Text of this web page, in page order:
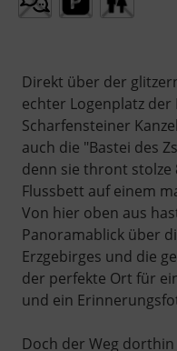
Direkt über der
echter Logenplatz
Scharfensteiner
auch die "Bastei des
denn sie thront stolze
Flussbett auf einem
Von hier oben aus
Panoramablick über
Erzgebirges und die
der perfekte Ort für
und ein
Doch der Weg